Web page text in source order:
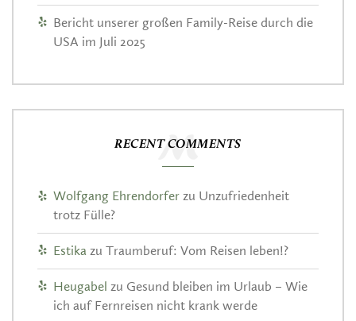
Bericht unserer großen Family-Reise durch die
USA im Juli 2025
RECENT COMMENTS
Wolfgang Ehrendorfer zu Unzufriedenheit
trotz Fülle?
Estika zu Traumberuf: Vom Reisen leben!?
Heugabel zu Gesund bleiben im Urlaub – Wie
ich auf Fernreisen nicht krank werde